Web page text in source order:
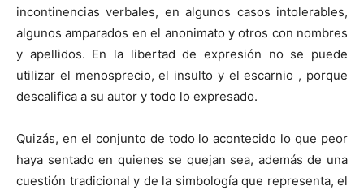
incontinencias verbales, en algunos casos intolerables,
algunos amparados en el anonimato y otros con nombres
y apellidos. En la libertad de expresión no se puede
utilizar el menosprecio, el insulto y el escarnio , porque
descalifica a su autor y todo lo expresado.
Quizás, en el conjunto de todo lo acontecido lo que peor
haya sentado en quienes se quejan sea, además de una
cuestión tradicional y de la simbología que representa, el